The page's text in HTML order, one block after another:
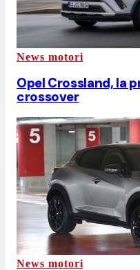
News motori
Opel Crossland, la
crossover
News motori